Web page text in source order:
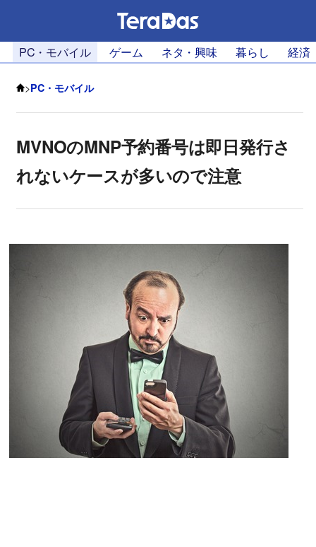
PC・モバイル ゲーム ネタ・興味 暮らし 経済
>PC・モバイル
MVNOのMNP予約番号は即日発行さ
れないケースが多いので注意